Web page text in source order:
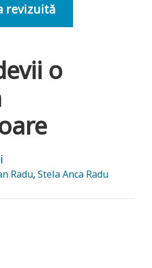
revizuită
o
Radu, Stela Anca Radu